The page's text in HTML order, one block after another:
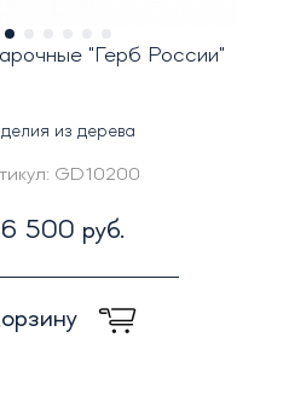
"Герб России"
из дерева
GD10200
500 руб.